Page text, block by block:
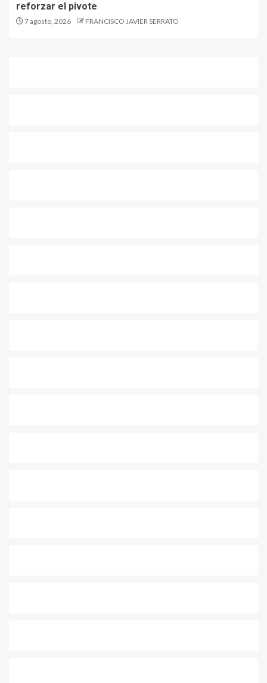
reforzar el pivote
7 agosto, 2026 FRANCISCO JAVIER SERRATO